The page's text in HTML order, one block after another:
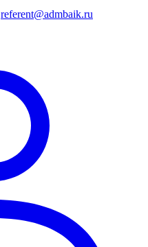
referent@admbaik.ru